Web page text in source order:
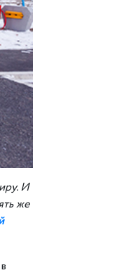
И
же